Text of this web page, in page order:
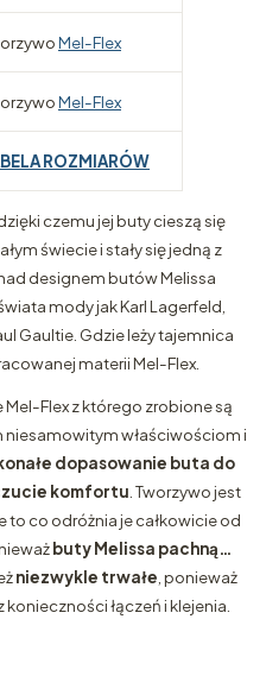
Mel-Flex
Mel-Flex
ROZMIARÓW
czemu jej buty cieszą się
świecie i stały się jedną z
designem butów Melissa
mody jak Karl Lagerfeld,
Gaultie. Gdzie leży tajemnica
materii Mel-Flex.
Flex z którego zrobione są
niesamowitym właściwościom i
dopasowanie buta do
komfortu . Tworzywo jest
to co odróżnia je całkowicie od
buty Melissa pachną…
niezwykle trwałe , ponieważ
łączeń i klejenia.